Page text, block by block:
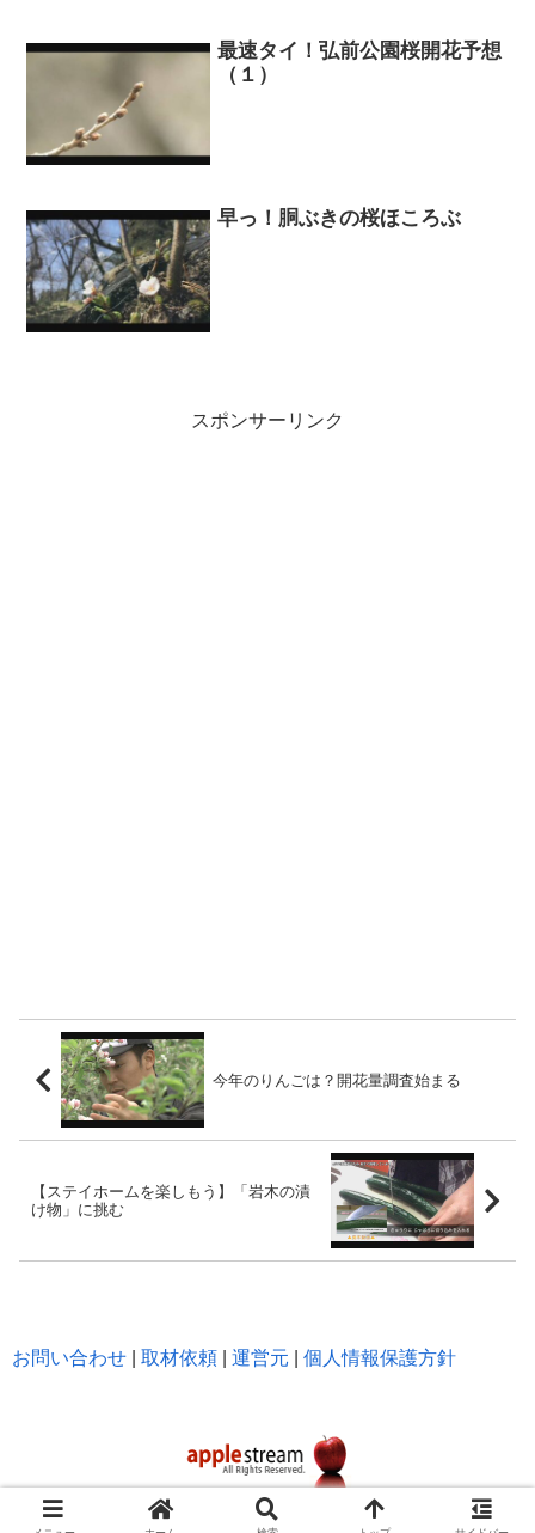
最速タイ！弘前公園桜開花予想
（１）
早っ！胴ぶきの桜ほころぶ
スポンサーリンク
今年のりんごは？開花量調査始まる
【ステイホームを楽しもう】「岩木の漬
け物」に挑む
お問い合わせ 取材依頼 運営元 個人情報保護方針